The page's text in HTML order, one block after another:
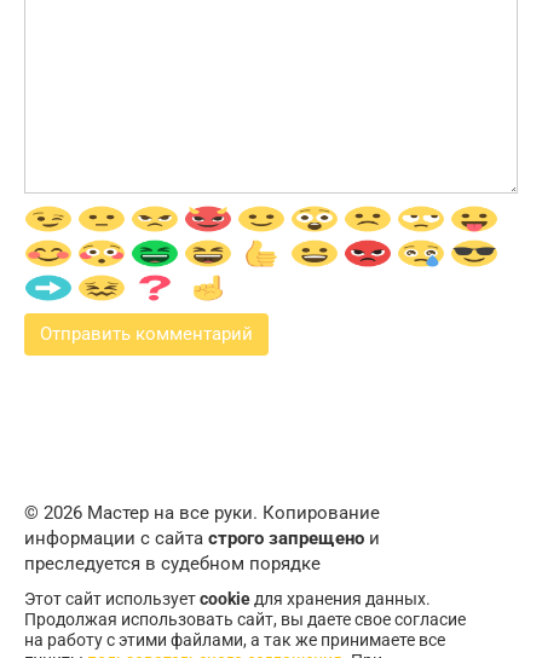
© 2026 Мастер на все руки. Копирование
информации с сайта строго запрещено и
преследуется в судебном порядке
Этот сайт используетcookieдля хранения данных.
Продолжая использовать сайт, вы даете свое согласие
на работу с этими файлами, а так же принимаете все